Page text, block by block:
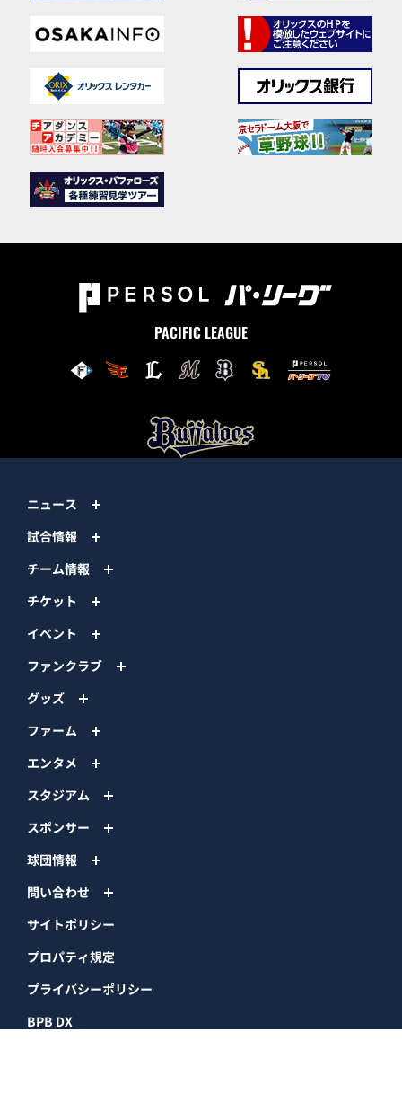
PACIFIC LEAGUE
ニュース
試合情報
チーム情報
チケット
イベント
ファンクラブ
グッズ
ファーム
エンタメ
スタジアム
スポンサー
球団情報
問い合わせ
サイトポリシー
プロパティ規定
プライバシーポリシー
BPB DX